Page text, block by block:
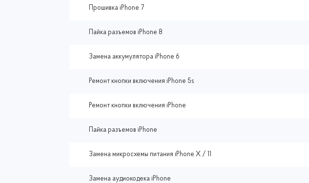
Прошивка iPhone 7
Пайка разъемов iPhone 8
Замена аккумулятора iPhone 6
Ремонт кнопки включения iPhone 5s
Ремонт кнопки включения iPhone
Пайка разъемов iPhone
Замена микросхемы питания iPhone X / 11
Замена аудиокодека iPhone